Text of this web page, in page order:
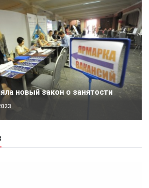
новый закон о занятости